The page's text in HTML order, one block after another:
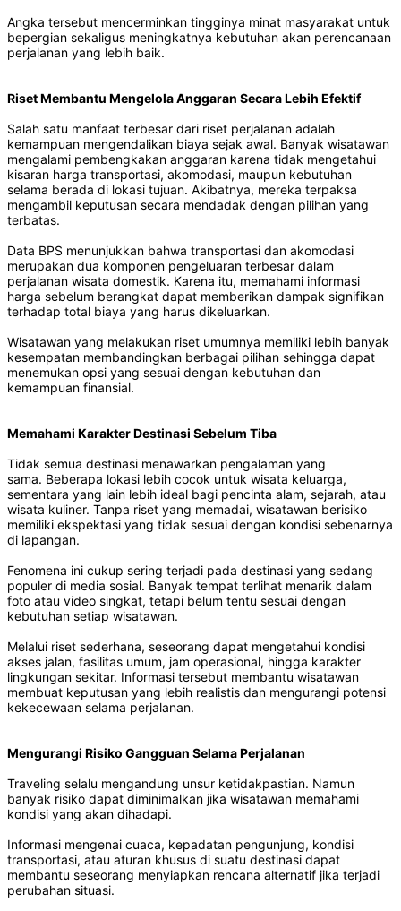
Angka tersebut mencerminkan tingginya minat masyarakat untuk
bepergian sekaligus meningkatnya kebutuhan akan perencanaan
perjalanan yang lebih baik.
Riset Membantu Mengelola Anggaran Secara Lebih Efektif
Salah satu manfaat terbesar dari riset perjalanan adalah
kemampuan mengendalikan biaya sejak awal. Banyak wisatawan
mengalami pembengkakan anggaran karena tidak mengetahui
kisaran harga transportasi, akomodasi, maupun kebutuhan
selama berada di lokasi tujuan. Akibatnya, mereka terpaksa
mengambil keputusan secara mendadak dengan pilihan yang
terbatas.
Data BPS menunjukkan bahwa transportasi dan akomodasi
merupakan dua komponen pengeluaran terbesar dalam
perjalanan wisata domestik. Karena itu, memahami informasi
harga sebelum berangkat dapat memberikan dampak signifikan
terhadap total biaya yang harus dikeluarkan.
Wisatawan yang melakukan riset umumnya memiliki lebih banyak
kesempatan membandingkan berbagai pilihan sehingga dapat
menemukan opsi yang sesuai dengan kebutuhan dan
kemampuan finansial.
Memahami Karakter Destinasi Sebelum Tiba
Tidak semua destinasi menawarkan pengalaman yang
sama. Beberapa lokasi lebih cocok untuk wisata keluarga,
sementara yang lain lebih ideal bagi pencinta alam, sejarah, atau
wisata kuliner. Tanpa riset yang memadai, wisatawan berisiko
memiliki ekspektasi yang tidak sesuai dengan kondisi sebenarnya
di lapangan.
Fenomena ini cukup sering terjadi pada destinasi yang sedang
populer di media sosial. Banyak tempat terlihat menarik dalam
foto atau video singkat, tetapi belum tentu sesuai dengan
kebutuhan setiap wisatawan.
Melalui riset sederhana, seseorang dapat mengetahui kondisi
akses jalan, fasilitas umum, jam operasional, hingga karakter
lingkungan sekitar. Informasi tersebut membantu wisatawan
membuat keputusan yang lebih realistis dan mengurangi potensi
kekecewaan selama perjalanan.
Mengurangi Risiko Gangguan Selama Perjalanan
Traveling selalu mengandung unsur ketidakpastian. Namun
banyak risiko dapat diminimalkan jika wisatawan memahami
kondisi yang akan dihadapi.
Informasi mengenai cuaca, kepadatan pengunjung, kondisi
transportasi, atau aturan khusus di suatu destinasi dapat
membantu seseorang menyiapkan rencana alternatif jika terjadi
perubahan situasi.